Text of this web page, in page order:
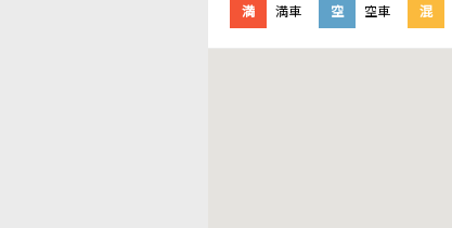
満 満車 空 空車 混